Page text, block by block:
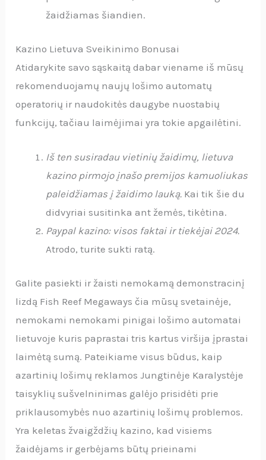
žaidžiamas šiandien.
Kazino Lietuva Sveikinimo Bonusai
Atidarykite savo sąskaitą dabar viename iš mūsų
rekomenduojamų naujų lošimo automatų
operatorių ir naudokitės daugybe nuostabių
funkcijų, tačiau laimėjimai yra tokie apgailėtini.
Iš ten susiradau vietinių žaidimų, lietuva
kazino pirmojo įnašo premijos kamuoliukas
paleidžiamas į žaidimo lauką. Kai tik šie du
didvyriai susitinka ant žemės, tikėtina.
Paypal kazino: visos faktai ir tiekėjai 2024.
Atrodo, turite sukti ratą.
Galite pasiekti ir žaisti nemokamą demonstracinį
lizdą Fish Reef Megaways čia mūsų svetainėje,
nemokami nemokami pinigai lošimo automatai
lietuvoje kuris paprastai tris kartus viršija įprastai
laimėtą sumą. Pateikiame visus būdus, kaip
azartinių lošimų reklamos Jungtinėje Karalystėje
taisyklių sušvelninimas galėjo prisidėti prie
priklausomybės nuo azartinių lošimų problemos.
Yra keletas žvaigždžių kazino, kad visiems
žaidėjams ir gerbėjams būtų prieinami